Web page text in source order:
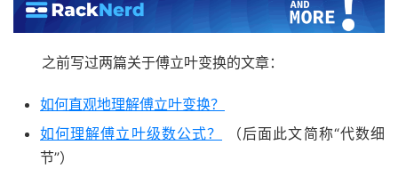
之前写过两篇关于傅立叶变换的文章：
如何直观地理解傅立叶变换？
如何理解傅立叶级数公式？
（后面此文简称“代数细
节”）